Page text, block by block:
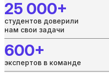
25 000+
студентов доверили
нам свои задачи
600+
экспертов в команде